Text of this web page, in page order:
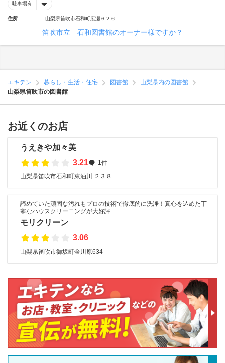
駐車場有
住所 山梨県笛吹市石和町広瀬６２６
笛吹市立 石和図書館のオーナー様ですか？
エキテン 暮らし・生活・住宅 図書館
山梨県内の図書館
山梨県笛吹市の図書館
お近くのお店
うえきや加々美
3.21
1件
山梨県笛吹市石和町東油川 ２３８
諦めていた頑固な汚れもプロの技術で徹底的に洗浄！真心を込めた丁
寧なハウスクリーニングが大好評
モリクリーン
3.06
山梨県笛吹市御坂町金川原634